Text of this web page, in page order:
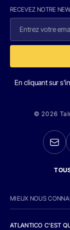
RECEVEZ NOTRE
En cliquant sur
© 2026
MIEUX NOUS
ATLANTICO C'EST